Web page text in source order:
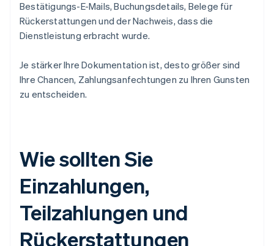
Bestätigungs-E-Mails, Buchungsdetails, Belege für
Rückerstattungen und der Nachweis, dass die
Dienstleistung erbracht wurde.
Je stärker Ihre Dokumentation ist, desto größer sind
Ihre Chancen, Zahlungsanfechtungen zu Ihren Gunsten
zu entscheiden.
Wie sollten Sie
Einzahlungen,
Teilzahlungen und
Rückerstattungen